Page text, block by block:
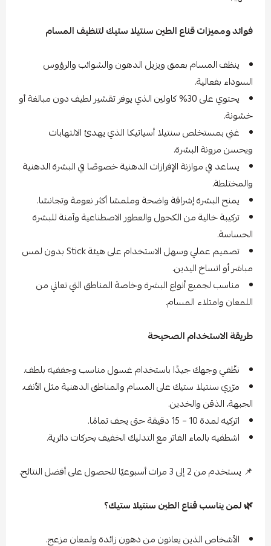
فوائد ومميزات قناع الطين سنتيلا ستيك لتنظيف المسام
ينظف المسام بعمق ويزيل الدهون والشوائب والرؤوس
السوداء بفعالية.
يحتوي على 30% كاولين الذي يوفر تقشير لطيف دون مبالغة أو
خشونة.
غني بمستخلص سنتيلا أسياتيكا الذي يهدئ الالتهابات
ويحسن مرونة البشرة.
يساعد في موازنة الإفرازات الدهنية خصوصًا في البشرة الدهنية
والمختلطة.
يمنح البشرة إشراقة واضحة وملمسًا أكثر نعومة وتجانسًا.
تركيبة خالية من الكحول والعطور الاصطناعية وآمنة للبشرة
الحساسة.
تصميم عملي وسهل الاستخدام على هيئة Stick بدون لمس
مباشر أو اتساخ اليدين.
مناسب لجميع أنواع البشرة وخاصة المناطق التي تعاني من
اللمعان وامتلاء المسام.
طريقة الاستخدام الصحيحة
نظّفي وجهك جيدًا باستخدام غسول مناسب وجففيه بلطف.
مرّري سنتيلا ستيك على المسام والمناطق الدهنية مثل الأنف،
الجبهة، الذقن والخدين.
اتركيه لمدة 10 – 15 دقيقة حتى يجف تمامًا.
اشطفيه بالماء الفاتر مع التدليك الخفيف بحركات دائرية.
📌 يستخدم من 2 إلى 3 مرات أسبوعيًا للحصول على أفضل النتائج.
🌿 لمن يناسب قناع الطين سنتيلا ستيك؟
الأشخاص الذين يعانون من دهون زائدة ولمعان مزعج.